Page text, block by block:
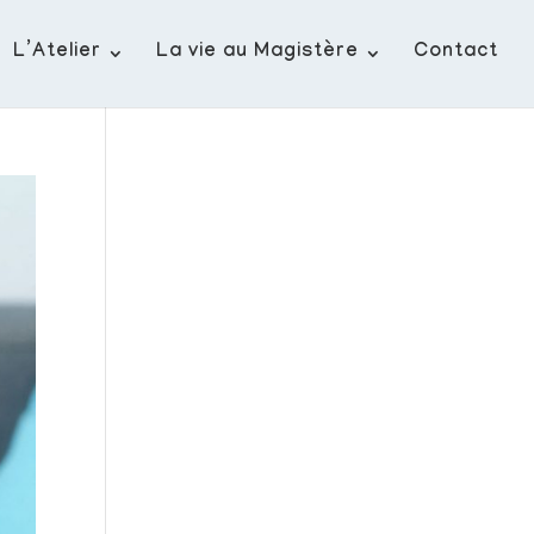
L’Atelier La vie au Magistère Contact